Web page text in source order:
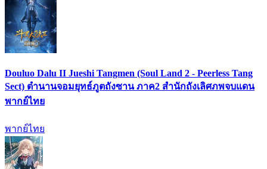
Douluo Dalu II Jueshi Tangmen (Soul Land 2 - Peerless Tang
Sect) ตำนานจอมยุทธ์ภูตถังซาน ภาค2 สำนักถังเลิศภพจบแดน
พากย์ไทย
พากย์ไทย